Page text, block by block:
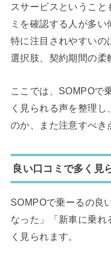
スサービスということ
ミを確認する人が多い
特に注目されやすいの
選択肢、契約期間の柔
ここでは、SOMPOで
く見られる声を整理
のか、また注意すべき
良い口コミで多く見
SOMPOで乗ーるの良
なった」「新車に乗れ
く見られます。